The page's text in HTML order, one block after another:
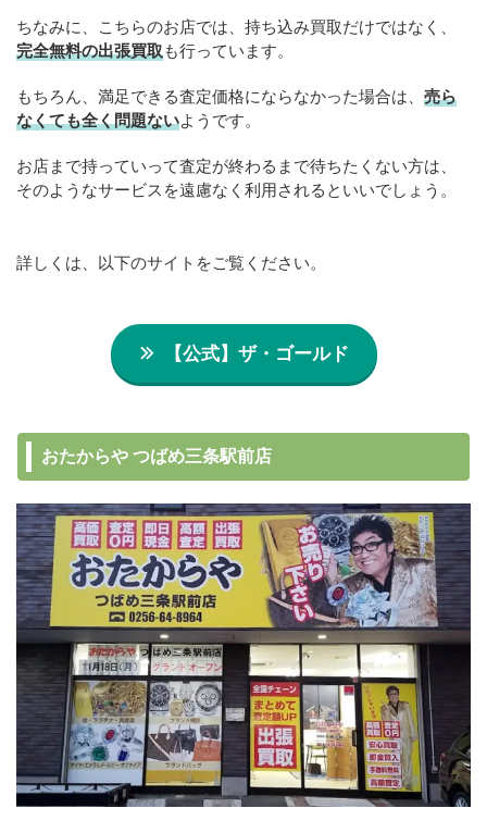
ちなみに、こちらのお店では、持ち込み買取だけではなく、
完全無料の出張買取も行っています。
もちろん、満足できる査定価格にならなかった場合は、 売ら
なくても全く問題ないようです。
お店まで持っていって査定が終わるまで待ちたくない方は、
そのようなサービスを遠慮なく利用されるといいでしょう。
詳しくは、以下のサイトをご覧ください。
【公式】ザ・ゴールド
おたからや つばめ三条駅前店